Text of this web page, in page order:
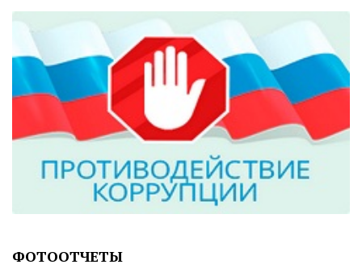
ФОТООТЧЕТЫ